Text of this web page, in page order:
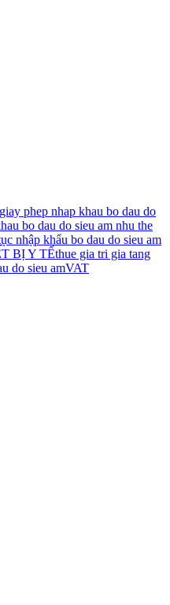
giay phep nhap khau bo dau do
bo dau do sieu am nhu the
nhập khẩu bo dau do sieu am
BỊ Y TẾthue gia tri gia tang
do sieu amVAT